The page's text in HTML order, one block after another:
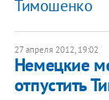
Тимошенко
27 апреля 2012, 19:02
Немецкие
отпустить